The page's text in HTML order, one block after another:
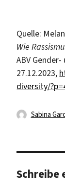
Quelle:
Wie
ABV
27.12.2023,
diversity/
Autor
Sabina
Schreibe